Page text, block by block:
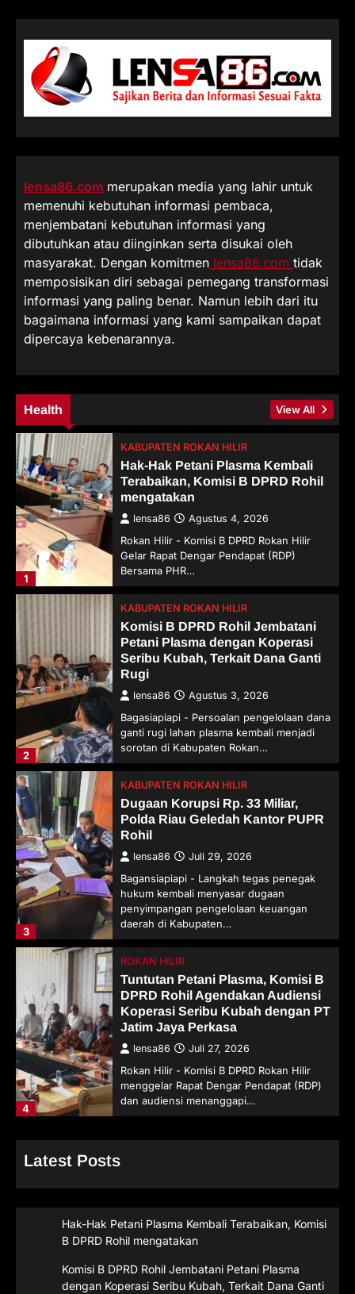
lensa86.com merupakan media yang lahir untuk
memenuhi kebutuhan informasi pembaca,
menjembatani kebutuhan informasi yang
dibutuhkan atau diinginkan serta disukai oleh
masyarakat. Dengan komitmen lensa86.com tidak
memposisikan diri sebagai pemegang transformasi
informasi yang paling benar. Namun lebih dari itu
bagaimana informasi yang kami sampaikan dapat
dipercaya kebenarannya.
Health View All
1
KABUPATEN ROKAN HILIR
Hak-Hak Petani Plasma Kembali
Terabaikan, Komisi B DPRD Rohil
mengatakan
lensa86 Agustus 4, 2026
Rokan Hilir - Komisi B DPRD Rokan Hilir
Gelar Rapat Dengar Pendapat (RDP)
Bersama PHR…
2
KABUPATEN ROKAN HILIR
Komisi B DPRD Rohil Jembatani
Petani Plasma dengan Koperasi
Seribu Kubah, Terkait Dana Ganti
Rugi
lensa86 Agustus 3, 2026
Bagasiapiapi - Persoalan pengelolaan dana
ganti rugi lahan plasma kembali menjadi
sorotan di Kabupaten Rokan…
3
KABUPATEN ROKAN HILIR
Dugaan Korupsi Rp. 33 Miliar,
Polda Riau Geledah Kantor PUPR
Rohil
lensa86 Juli 29, 2026
Bagansiapiapi - Langkah tegas penegak
hukum kembali menyasar dugaan
penyimpangan pengelolaan keuangan
daerah di Kabupaten…
4
ROKAN HILIR
Tuntutan Petani Plasma, Komisi B
DPRD Rohil Agendakan Audiensi
Koperasi Seribu Kubah dengan PT
Jatim Jaya Perkasa
lensa86 Juli 27, 2026
Rokan Hilir - Komisi B DPRD Rokan Hilir
menggelar Rapat Dengar Pendapat (RDP)
dan audiensi menanggapi…
Latest Posts
Hak-Hak Petani Plasma Kembali Terabaikan, Komisi
B DPRD Rohil mengatakan
Komisi B DPRD Rohil Jembatani Petani Plasma
dengan Koperasi Seribu Kubah, Terkait Dana Ganti